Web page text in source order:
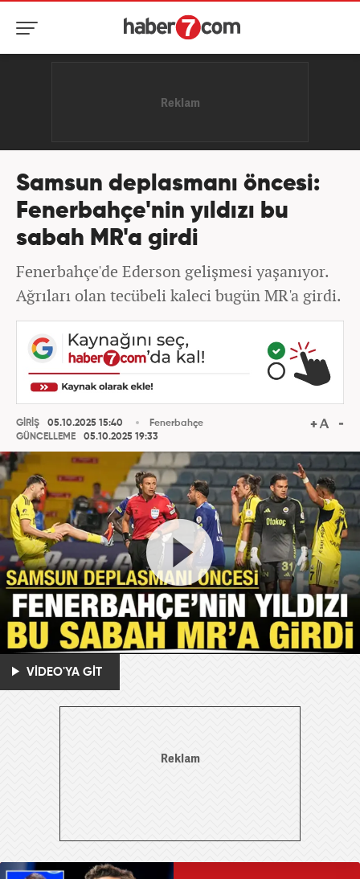
Samsun deplasmanı öncesi:
Fenerbahçe'nin yıldızı bu
sabah MR'a girdi
Fenerbahçe'de Ederson gelişmesi yaşanıyor.
Ağrıları olan tecübeli kaleci bugün MR'a girdi.
GİRİŞ
05.10.2025 15:40
GÜNCELLEME
05.10.2025 19:33
Fenerbahçe
VİDEO'YA GİT